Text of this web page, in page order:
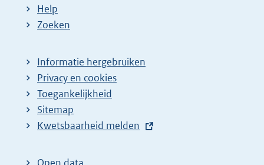
Help
Zoeken
Informatie hergebruiken
Privacy en cookies
Toegankelijkheid
Sitemap
E
t
Kwetsbaarheid melden
Open data